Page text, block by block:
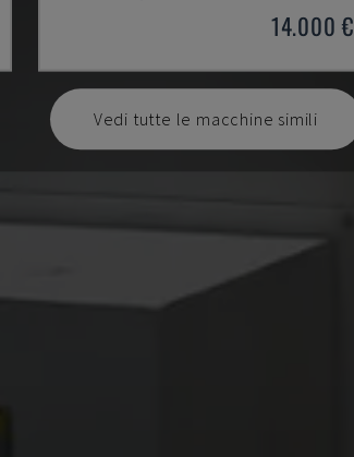
14.000 €
Vedi tutte le macchine simili